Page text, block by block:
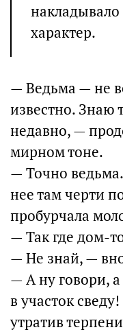
характер.
— Ведьма — не
известно. Знаю
недавно, —
мирном тоне.
— Точно
нее там черти
пробурчала
— Так где дом-
— Не знай, —
— А ну говори, а
в участок
утратив